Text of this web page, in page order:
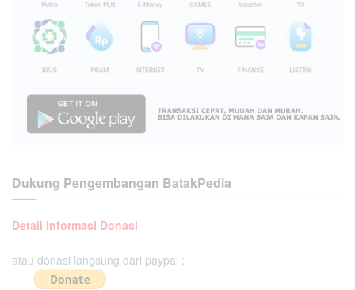
Dukung Pengembangan BatakPedia
Detail Informasi Donasi
atau donasi langsung dari paypal :